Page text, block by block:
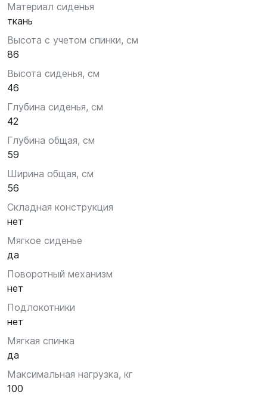
Материал сиденья
ткань
Высота с учетом спинки, см
86
Высота сиденья, см
46
Глубина сиденья, см
42
Глубина общая, см
59
Ширина общая, см
56
Складная конструкция
нет
Мягкое сиденье
да
Поворотный механизм
нет
Подлокотники
нет
Мягкая спинка
да
Максимальная нагрузка, кг
100